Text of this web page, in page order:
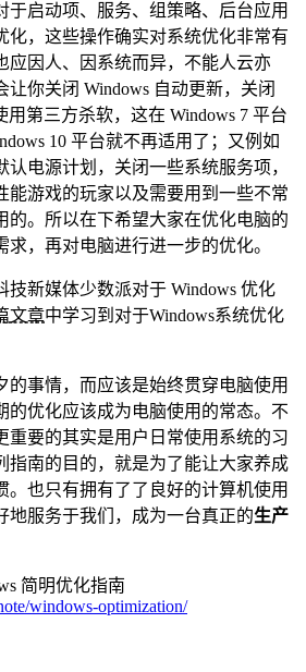
于启动项、服务、组策略、后台应用
化，这些操作确实对系统优化非常有
应因人、因系统而异，不能人云亦
你关闭 Windows 自动更新，关闭
用第三方杀软，这在 Windows 7 平台
10 平台就不再适用了；又例如
电源计划，关闭一些系统服务项，
能游戏的玩家以及需要用到一些不常
的。所以在下希望大家在优化电脑的
求，再对电脑进行进一步的优化。
技新媒体少数派对于 Windows 优化
文章中学习到对于Windows系统优化
的事情，而应该是始终贯穿电脑使用
的优化应该成为电脑使用的常态。不
重要的其实是用户日常使用系统的习
指南的目的，就是为了能让大家养成
。也只有拥有了了良好的计算机使用
地服务于我们，成为一台真正的生产
简明优化指南
windows-optimization/